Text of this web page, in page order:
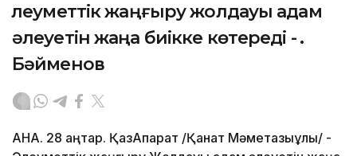
Әлеуметтік жаңғыру жолдауы адам
әлеуетін жаңа биікке көтереді - Ә.
Бәйменов
АНА. 28 қаңтар. ҚазАқпарат /Қанат Мәметқазыұлы/ -